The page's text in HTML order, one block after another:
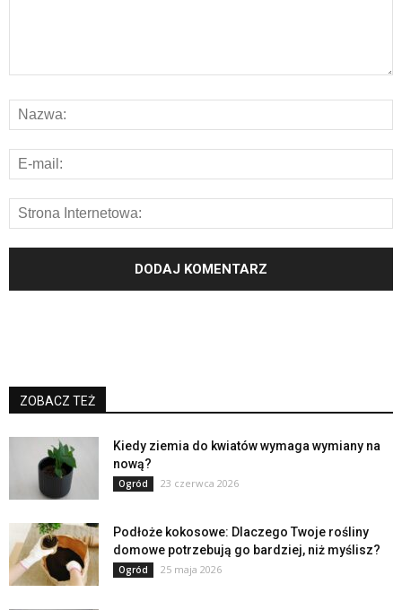
ZOBACZ TEŻ
Kiedy ziemia do kwiatów wymaga wymiany na
nową?
Ogród 23 czerwca 2026
Podłoże kokosowe: Dlaczego Twoje rośliny
domowe potrzebują go bardziej, niż myślisz?
Ogród 25 maja 2026